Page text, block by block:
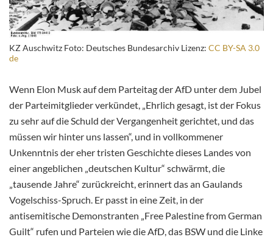
KZ Auschwitz Foto: Deutsches Bundesarchiv Lizenz: CC BY-SA 3.0
de
Wenn Elon Musk auf dem Parteitag der AfD unter dem Jubel
der Parteimitglieder verkündet, „Ehrlich gesagt, ist der Fokus
zu sehr auf die Schuld der Vergangenheit gerichtet, und das
müssen wir hinter uns lassen“, und in vollkommener
Unkenntnis der eher tristen Geschichte dieses Landes von
einer angeblichen „deutschen Kultur“ schwärmt, die
„tausende Jahre“ zurückreicht, erinnert das an Gaulands
Vogelschiss-Spruch. Er passt in eine Zeit, in der
antisemitische Demonstranten „Free Palestine from German
Guilt“ rufen und Parteien wie die AfD, das BSW und die Linke